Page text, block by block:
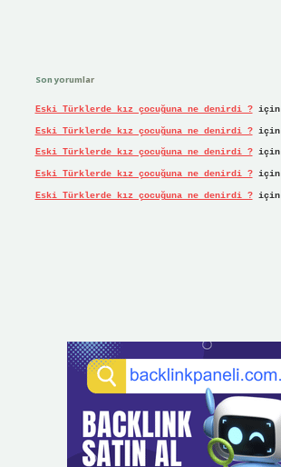
Son yorumlar
Eski Türklerde kız çocuğuna ne denirdi ?için
Eski Türklerde kız çocuğuna ne denirdi ?için
Eski Türklerde kız çocuğuna ne denirdi ?için
Eski Türklerde kız çocuğuna ne denirdi ?için
Eski Türklerde kız çocuğuna ne denirdi ?için